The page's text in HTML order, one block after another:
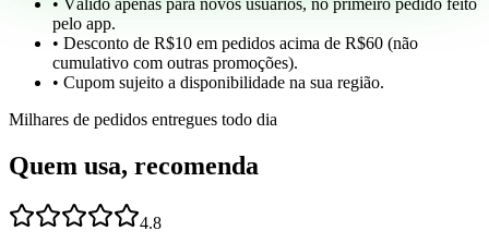
pelo app.
• Desconto de R$10 em pedidos acima de R$60 (não
cumulativo com outras promoções).
• Cupom sujeito a disponibilidade na sua região.
Milhares de pedidos entregues todo dia
Quem usa, recomenda
4.8